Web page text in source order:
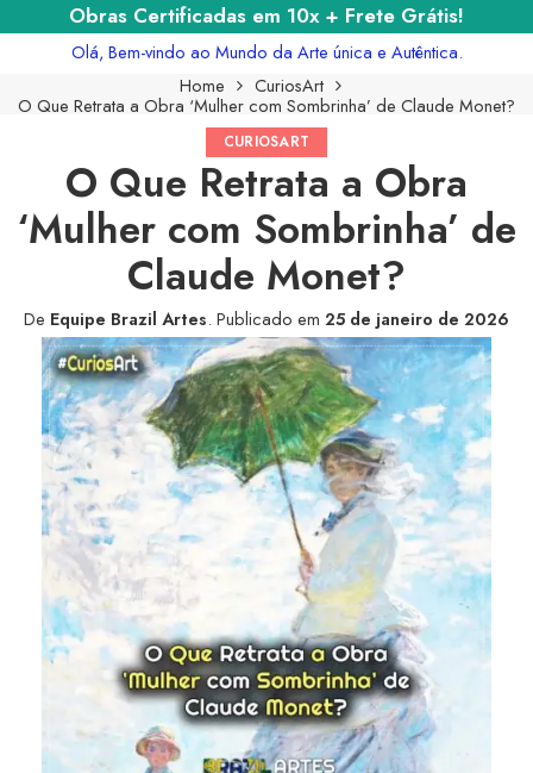
Obras Certificadas em 10x + Frete Grátis!
Olá, Bem-vindo ao Mundo da Arte única e Autêntica.
Home
CuriosArt
O Que Retrata a Obra ‘Mulher com Sombrinha’ de Claude Monet?
CURIOSART
O Que Retrata a Obra
‘Mulher com Sombrinha’ de
Claude Monet?
De Equipe Brazil Artes. Publicado em 25 de janeiro de 2026